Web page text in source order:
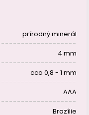
prírodný minerál
4 mm
cca 0,8 - 1 mm
AAA
Brazílie